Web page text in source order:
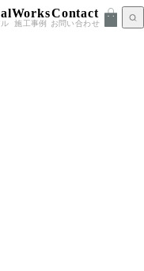
Works
施工事例
Contact
お問い合わせ